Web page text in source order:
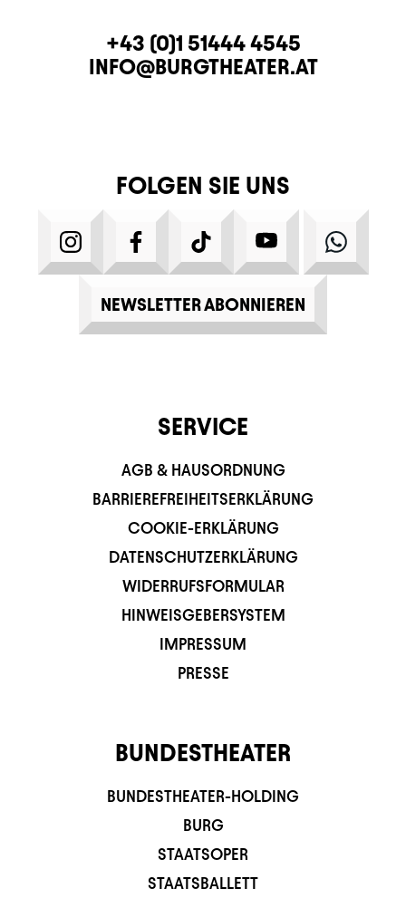
KONTAKTTELEFON
+43 (0)1 51444 4545
E-MAIL
INFO@BURGTHEATER.AT
FOLGEN SIE UNS
INSTAGRAMFACEBOOKTIKTOK YOUTUBE
NEWSLETTER ABONNIEREN
SERVICE
AGB & HAUSORDNUNG
BARRIEREFREIHEITSERKLÄRUNG
COOKIE-ERKLÄRUNG
DATENSCHUTZERKLÄRUNG
WIDERRUFSFORMULAR
HINWEISGEBERSYSTEM
IMPRESSUM
PRESSE
BUNDESTHEATER
BUNDESTHEATER-HOLDING
BURG
STAATSOPER
STAATSBALLETT